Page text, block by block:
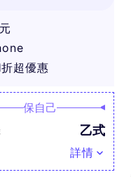
超優惠
保自己
乙式
詳情